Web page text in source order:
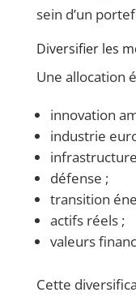
sein d’un
Diversifier les
Une allocation
innovation
industrie
défense ;
transition
actifs réels ;
valeurs
Cette